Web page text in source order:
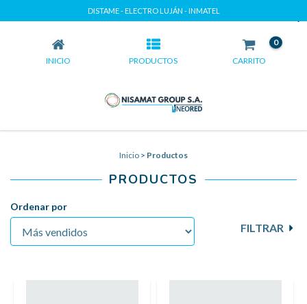
DISTAME - ELECTRO LUJÁN - INMATEL
PRODUCTOS
INICIO PRODUCTOS CARRITO
0
Inicio > Productos
PRODUCTOS
Ordenar por
FILTRAR